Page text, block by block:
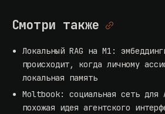
Смотри также
Локальный RAG на M1:
происходит, когда личному
локальная память
Moltbook: социальная сеть для
похожая идея агентского